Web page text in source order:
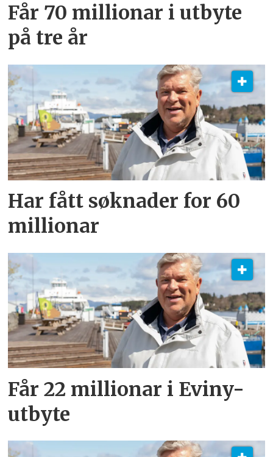
Får 70 millionar i utbyte
på tre år
Har fått søknader for 60
millionar
Får 22 millionar i Eviny-
utbyte